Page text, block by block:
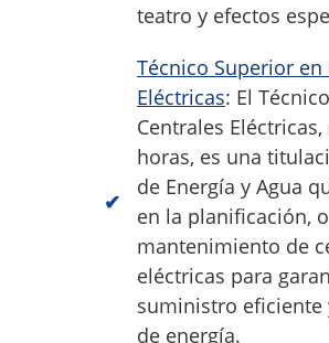
teatro y efectos
Técnico Superior en
Eléctricas: El
Centrales Eléctricas,
horas, es una
de Energía y Agua
en la planificación,
mantenimiento de
eléctricas para
suministro eficiente
de energía.